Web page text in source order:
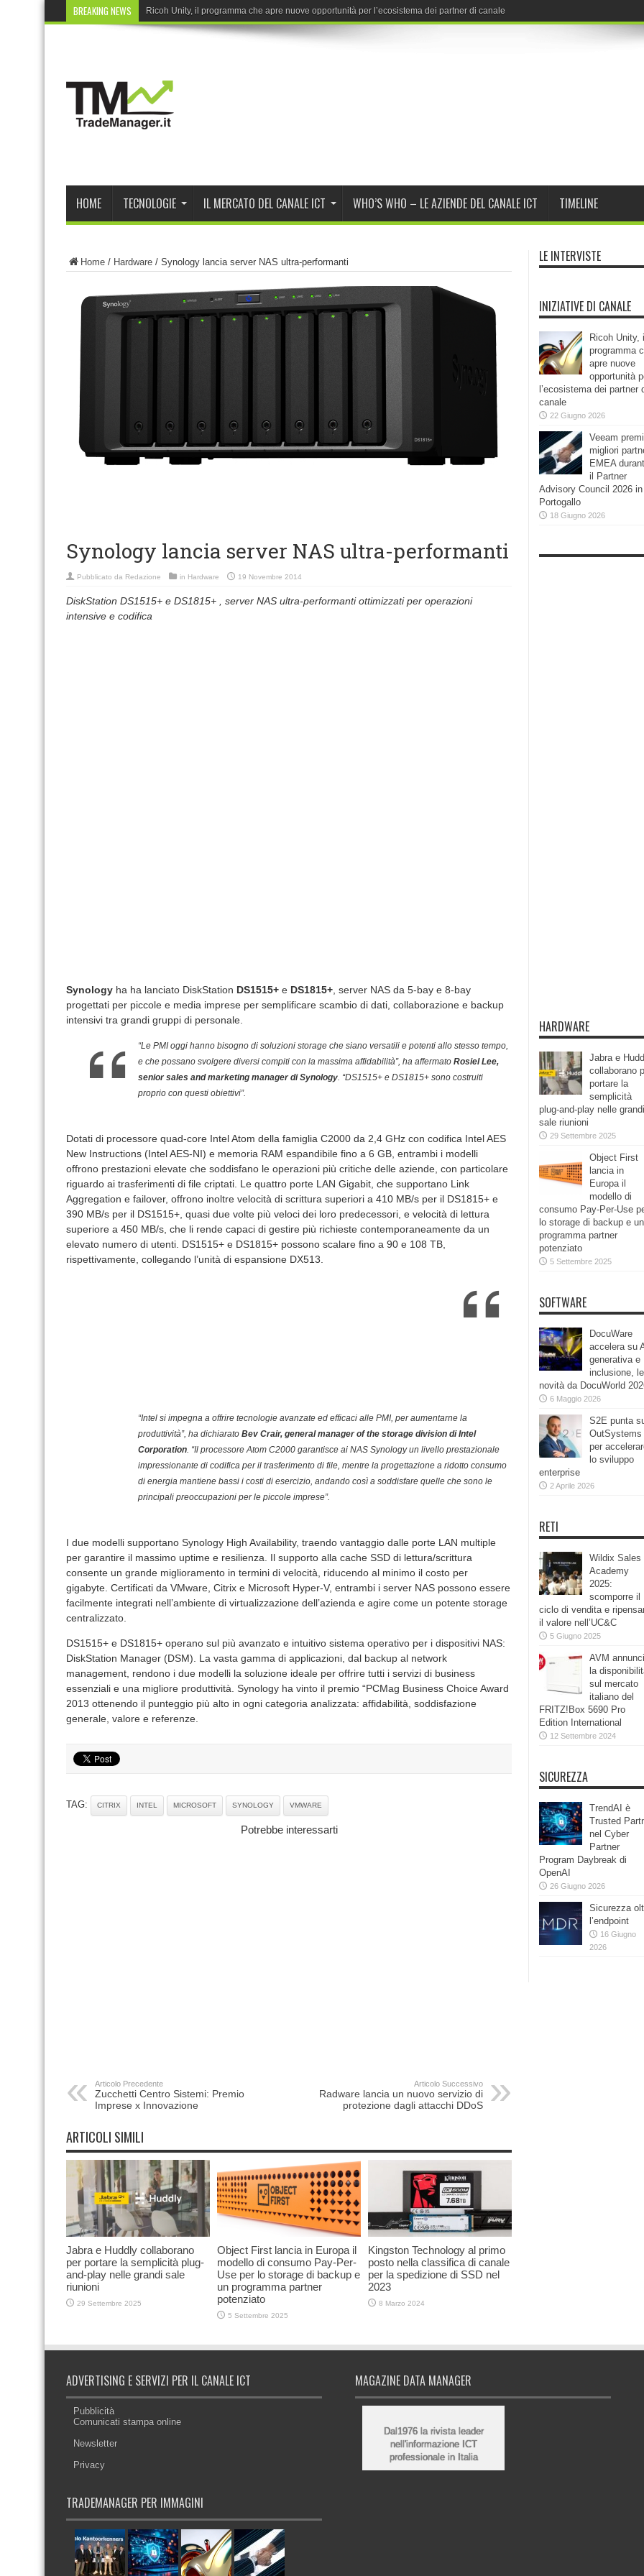
BREAKING NEWS Ricoh Unity, il programma che apre nuove opportunità per l’ecosistema dei partner di canale
HOME TECNOLOGIE IL MERCATO DEL CANALE ICT WHO’S WHO – LE AZIENDE DEL CANALE ICT TIMELINE
Home / Hardware / Synology lancia server NAS ultra-performanti
Synology lancia server NAS ultra-performanti
Pubblicato da Redazione in Hardware 19 Novembre 2014
DiskStation DS1515+ e DS1815+ , server NAS ultra-performanti ottimizzati per operazioni
intensive e codifica
Synology ha ha lanciato DiskStation DS1515+ e DS1815+ , server NAS da 5-bay e 8-bay
progettati per piccole e media imprese per semplificare scambio di dati, collaborazione e backup
intensivi tra grandi gruppi di personale.
“Le PMI oggi hanno bisogno di soluzioni storage che siano versatili e potenti allo stesso tempo,
e che possano svolgere diversi compiti con la massima affidabilità”, ha affermato Rosiel Lee,
senior sales and marketing manager di Synology. “DS1515+ e DS1815+ sono costruiti
proprio con questi obiettivi”.
Dotati di processore quad-core Intel Atom della famiglia C2000 da 2,4 GHz con codifica Intel AES
New Instructions (Intel AES-NI) e memoria RAM espandibile fino a 6 GB, entrambi i modelli
offrono prestazioni elevate che soddisfano le operazioni più critiche delle aziende, con particolare
riguardo ai trasferimenti di file criptati. Le quattro porte LAN Gigabit, che supportano Link
Aggregation e failover, offrono inoltre velocità di scrittura superiori a 410 MB/s per il DS1815+ e
390 MB/s per il DS1515+, quasi due volte più veloci dei loro predecessori, e velocità di lettura
superiore a 450 MB/s, che li rende capaci di gestire più richieste contemporaneamente da un
elevato numero di utenti. DS1515+ e DS1815+ possono scalare fino a 90 e 108 TB,
rispettivamente, collegando l’unità di espansione DX513.
“Intel si impegna a offrire tecnologie avanzate ed efficaci alle PMI, per aumentarne la
produttività”, ha dichiarato Bev Crair, general manager of the storage division di Intel
Corporation. “Il processore Atom C2000 garantisce ai NAS Synology un livello prestazionale
impressionante di codifica per il trasferimento di file, mentre la progettazione a ridotto consumo
di energia mantiene bassi i costi di esercizio, andando così a soddisfare quelle che sono le
principali preoccupazioni per le piccole imprese”.
I due modelli supportano Synology High Availability, traendo vantaggio dalle porte LAN multiple
per garantire il massimo uptime e resilienza. Il supporto alla cache SSD di lettura/scrittura
consente un grande miglioramento in termini di velocità, riducendo al minimo il costo per
gigabyte. Certificati da VMware, Citrix e Microsoft Hyper-V, entrambi i server NAS possono essere
facilmente integrati nell’ambiente di virtualizzazione dell’azienda e agire come un potente storage
centralizzato.
DS1515+ e DS1815+ operano sul più avanzato e intuitivo sistema operativo per i dispositivi NAS:
DiskStation Manager (DSM). La vasta gamma di applicazioni, dal backup al network
management, rendono i due modelli la soluzione ideale per offrire tutti i servizi di business
essenziali e una migliore produttività. Synology ha vinto il premio “PCMag Business Choice Award
2013 ottenendo il punteggio più alto in ogni categoria analizzata: affidabilità, soddisfazione
generale, valore e referenze.
TAG: CITRIX INTEL MICROSOFT SYNOLOGY VMWARE
Potrebbe interessarti
Articolo Precedente
Zucchetti Centro Sistemi: Premio
Imprese x Innovazione
Articolo Successivo
Radware lancia un nuovo servizio di
protezione dagli attacchi DDoS
ARTICOLI SIMILI
Jabra e Huddly collaborano
per portare la semplicità plug-
and-play nelle grandi sale
riunioni
29 Settembre 2025
Object First lancia in Europa il
modello di consumo Pay-Per-
Use per lo storage di backup e
un programma partner
potenziato
5 Settembre 2025
Kingston Technology al primo
posto nella classifica di canale
per la spedizione di SSD nel
2023
8 Marzo 2024
LE INTERVISTE
INIZIATIVE DI CANALE
Ricoh Unity, il
programma
apre nuove
opportunità
l’ecosistema dei partner
canale
22 Giugno 2026
Veeam
migliori
EMEA
il Partner
Advisory Council 2026 in
Portogallo
18 Giugno 2026
HARDWARE
Jabra e
collaborano
portare la
semplicità
plug-and-play nelle grandi
sale riunioni
29 Settembre 2025
Object First
lancia in
Europa il
modello di
consumo Pay-Per-Use
lo storage di backup e un
programma partner
potenziato
5 Settembre 2025
SOFTWARE
DocuWare
accelera su
generativa e
inclusione, le
novità da DocuWorld
6 Maggio 2026
S2E punta
OutSystems
per
lo sviluppo
enterprise
2 Aprile 2026
RETI
Wildix Sales
Academy
2025:
scomporre il
ciclo di vendita e
il valore nell’UC&C
5 Giugno 2025
AVM
la
sul mercato
italiano del
FRITZ!Box 5690 Pro
Edition International
12 Settembre 2024
SICUREZZA
TrendAI è
Trusted
nel Cyber
Partner
Program Daybreak di
OpenAI
26 Giugno 2026
Sicurezza
l’endpoint
16 Giugno
2026
ADVERTISING E SERVIZI PER IL CANALE ICT
Pubblicità
Comunicati stampa online
Newsletter
Privacy
TRADEMANAGER PER IMMAGINI
MAGAZINE DATA MANAGER
Dal1976 la rivista leader
nell'informazione ICT
professionale in Italia